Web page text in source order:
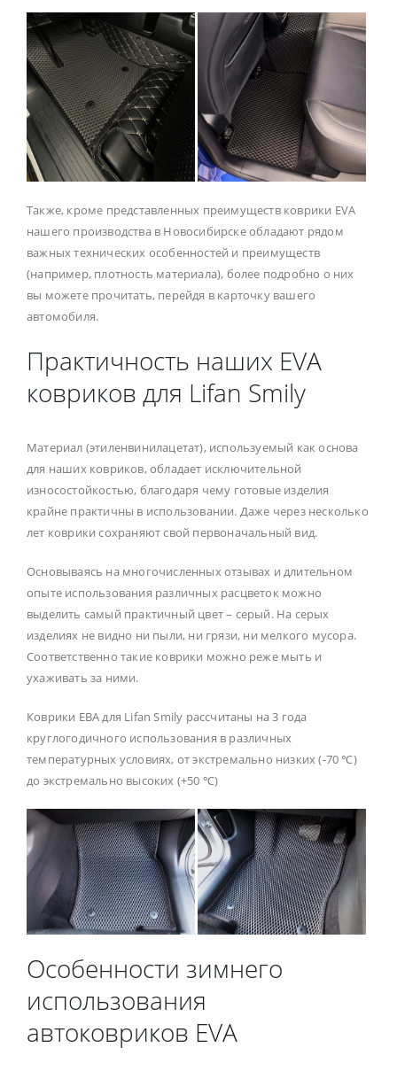
Также, кроме представленных преимуществ коврики EVA
нашего производства в Новосибирске обладают рядом
важных технических особенностей и преимуществ
(например, плотность материала), более подробно о них
вы можете прочитать, перейдя в карточку вашего
автомобиля.
Практичность наших EVA
ковриков для Lifan Smily
Материал (этиленвинилацетат), используемый как основа
для наших ковриков, обладает исключительной
износостойкостью, благодаря чему готовые изделия
крайне практичны в использовании. Даже через несколько
лет коврики сохраняют свой первоначальный вид.
Основываясь на многочисленных отзывах и длительном
опыте использования различных расцветок можно
выделить самый практичный цвет – серый. На серых
изделиях не видно ни пыли, ни грязи, ни мелкого мусора.
Соответственно такие коврики можно реже мыть и
ухаживать за ними.
Коврики ЕВА для Lifan Smily рассчитаны на 3 года
круглогодичного использования в различных
температурных условиях, от экстремально низких (-70 ℃)
до экстремально высоких (+50 ℃)
Особенности зимнего
использования
автоковриков EVA